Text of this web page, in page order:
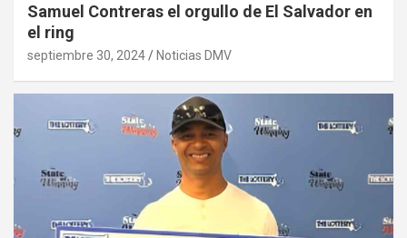
Samuel Contreras el orgullo de El Salvador en
el ring
septiembre 30, 2024 Noticias DMV